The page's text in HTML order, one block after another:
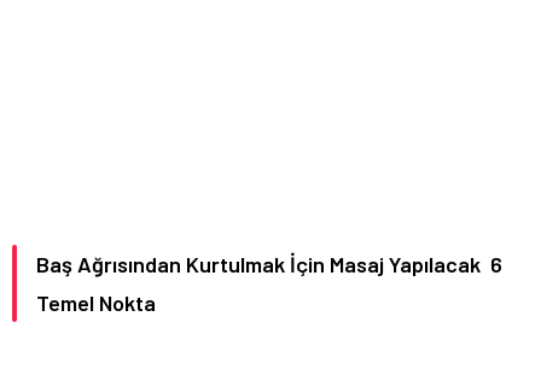
Baş Ağrısından Kurtulmak İçin Masaj Yapılacak 6
Temel Nokta